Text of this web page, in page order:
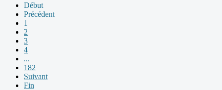
Début
Précédent
1
2
3
4
...
182
Suivant
Fin